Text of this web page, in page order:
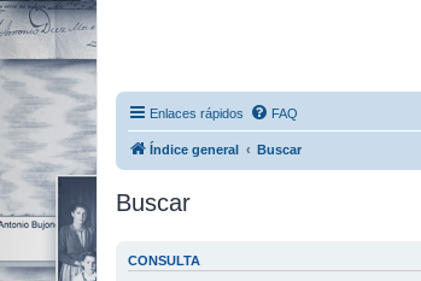
Enlaces rápidos FAQ
Índice general Buscar
Buscar
CONSULTA